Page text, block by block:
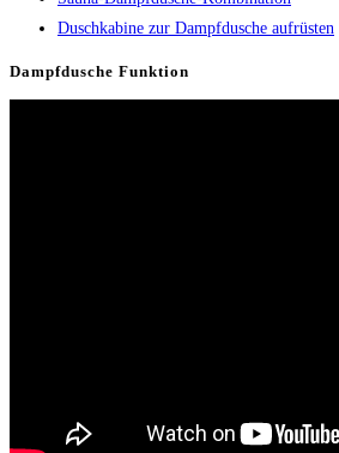
Duschkabine zur Dampfdusche aufrüsten
Dampfdusche Funktion